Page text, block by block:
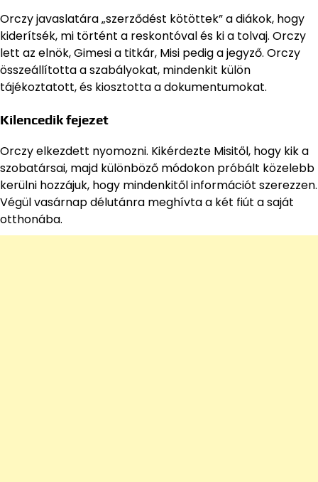
Orczy javaslatára „szerződést kötöttek” a diákok, hogy
kiderítsék, mi történt a reskontóval és ki a tolvaj. Orczy
lett az elnök, Gimesi a titkár, Misi pedig a jegyző. Orczy
összeállította a szabályokat, mindenkit külön
tájékoztatott, és kiosztotta a dokumentumokat.
Kilencedik fejezet
Orczy elkezdett nyomozni. Kikérdezte Misitől, hogy kik a
szobatársai, majd különböző módokon próbált közelebb
kerülni hozzájuk, hogy mindenkitől információt szerezzen.
Végül vasárnap délutánra meghívta a két fiút a saját
otthonába.